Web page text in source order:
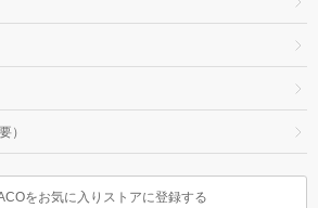
）
をお気に入りストアに登録する